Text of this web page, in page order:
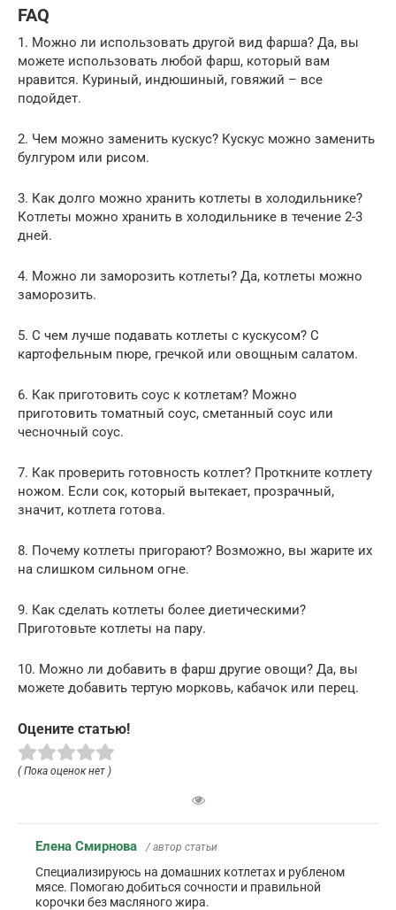
FAQ
1. Можно ли использовать другой вид фарша? Да, вы
можете использовать любой фарш, который вам
нравится. Куриный, индюшиный, говяжий – все
подойдет.
2. Чем можно заменить кускус? Кускус можно заменить
булгуром или рисом.
3. Как долго можно хранить котлеты в холодильнике?
Котлеты можно хранить в холодильнике в течение 2-3
дней.
4. Можно ли заморозить котлеты? Да, котлеты можно
заморозить.
5. С чем лучше подавать котлеты с кускусом? С
картофельным пюре, гречкой или овощным салатом.
6. Как приготовить соус к котлетам? Можно
приготовить томатный соус, сметанный соус или
чесночный соус.
7. Как проверить готовность котлет? Проткните котлету
ножом. Если сок, который вытекает, прозрачный,
значит, котлета готова.
8. Почему котлеты пригорают? Возможно, вы жарите их
на слишком сильном огне.
9. Как сделать котлеты более диетическими?
Приготовьте котлеты на пару.
10. Можно ли добавить в фарш другие овощи? Да, вы
можете добавить тертую морковь, кабачок или перец.
Оцените статью!
( Пока оценок нет )
Елена Смирнова / автор статьи
Специализируюсь на домашних котлетах и рубленом
мясе. Помогаю добиться сочности и правильной
корочки без масляного жира.